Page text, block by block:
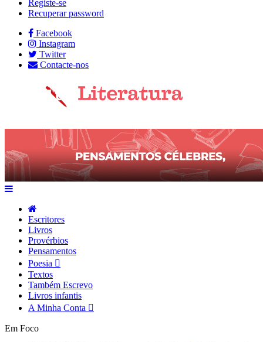
Registe-se
Recuperar password
Facebook
Instagram
Twitter
Contacte-nos
Escritores
Livros
Provérbios
Pensamentos
Poesia
Textos
Também Escrevo
Livros infantis
A Minha Conta
Em Foco